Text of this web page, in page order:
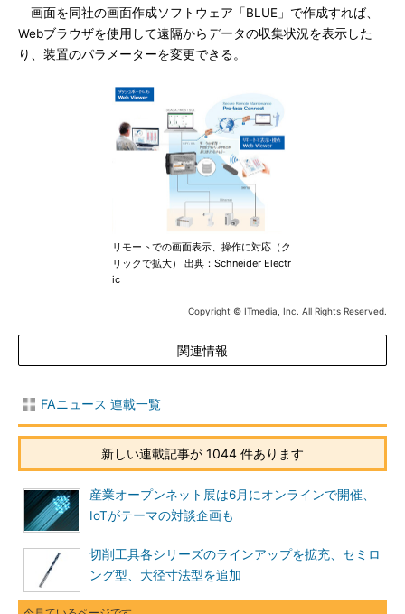
画面を同社の画面作成ソフトウェア「BLUE」で作成すれば、
Webブラウザを使用して遠隔からデータの収集状況を表示した
り、装置のパラメーターを変更できる。
リモートでの画面表示、操作に対応（ク
リックで拡大） 出典：Schneider Electr
ic
Copyright © ITmedia, Inc. All Rights Reserved.
関連情報
FAニュース 連載一覧
新しい連載記事が 1044 件あります
産業オープンネット展は6月にオンラインで開催、
IoTがテーマの対談企画も
切削工具各シリーズのラインアップを拡充、セミロ
ング型、大径寸法型を追加